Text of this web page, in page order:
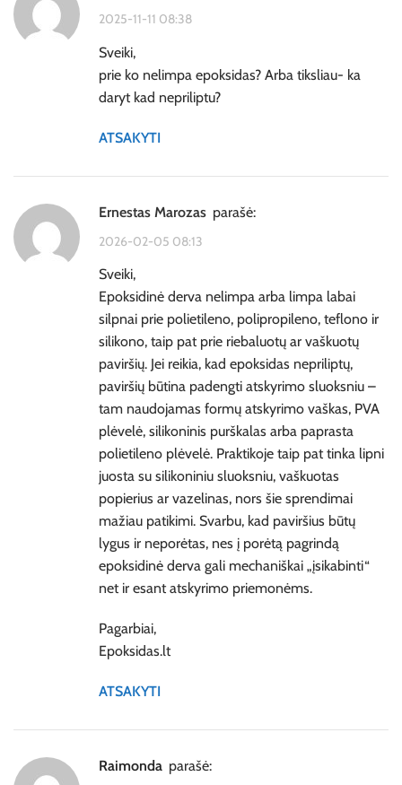
2025-11-11 08:38
Sveiki,
prie ko nelimpa epoksidas? Arba tiksliau- ka
daryt kad nepriliptu?
ATSAKYTI
Ernestas Marozas parašė:
2026-02-05 08:13
Sveiki,
Epoksidinė derva nelimpa arba limpa labai
silpnai prie polietileno, polipropileno, teflono ir
silikono, taip pat prie riebaluotų ar vaškuotų
paviršių. Jei reikia, kad epoksidas nepriliptų,
paviršių būtina padengti atskyrimo sluoksniu –
tam naudojamas formų atskyrimo vaškas, PVA
plėvelė, silikoninis purškalas arba paprasta
polietileno plėvelė. Praktikoje taip pat tinka lipni
juosta su silikoniniu sluoksniu, vaškuotas
popierius ar vazelinas, nors šie sprendimai
mažiau patikimi. Svarbu, kad paviršius būtų
lygus ir neporėtas, nes į porėtą pagrindą
epoksidinė derva gali mechaniškai „įsikabinti“
net ir esant atskyrimo priemonėms.
Pagarbiai,
Epoksidas.lt
ATSAKYTI
Raimonda parašė: